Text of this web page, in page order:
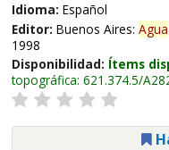
Idioma: Español
Editor: Buenos Aires: Agua
1998
Disponibilidad: Ítems
topográfica: 621.374.5/